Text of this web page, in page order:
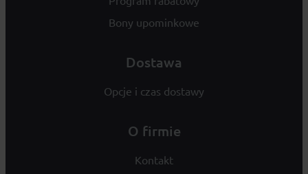
Bony upominkowe
Dostawa
Opcje i czas dostawy
O firmie
Kontakt